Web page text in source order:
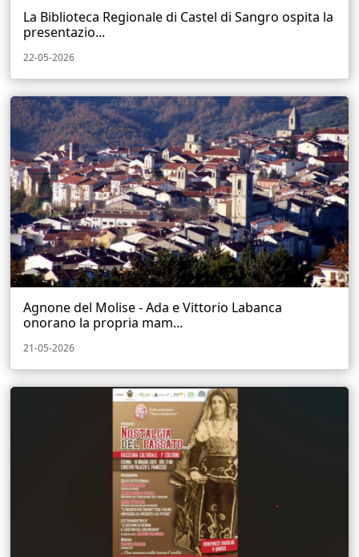
La Biblioteca Regionale di Castel di Sangro ospita la
presentazio...
22-05-2026
Agnone del Molise - Ada e Vittorio Labanca
onorano la propria mam...
21-05-2026